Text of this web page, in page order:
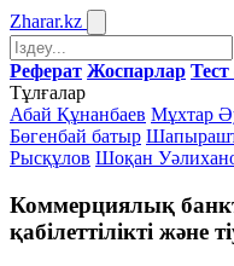
Zharar.kz
Реферат Жоспарлар
Тұлғалар
Абай Құнанбаев Мұхтар
Бөгенбай батыр
Рысқұлов Шоқан
Коммерциялық
қабілеттілікті және